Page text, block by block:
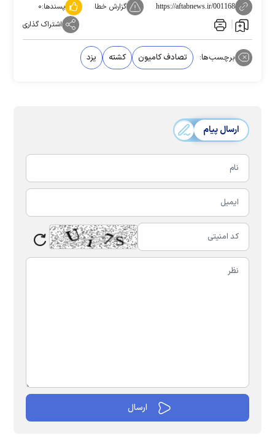
https://aftabnews.ir/001168 گزارش خطا پسندها:۰
اشتراک گذاری
برچسب‌ها: تصادف کامیون کشته یزد
ارسال پیام